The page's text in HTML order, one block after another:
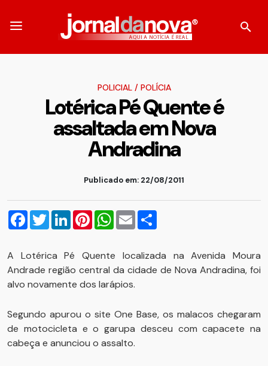
POLICIAL/ POLÍCIA
Lotérica Pé Quente é
assaltada em Nova
Andradina
Publicado em: 22/08/2011
Facebook
TwitterLinkedInPinterestWhatsApp
Email
A Lotérica Pé Quente localizada na Avenida Moura
Andrade região central da cidade de Nova Andradina, foi
alvo novamente dos larápios.
Segundo apurou o site One Base, os malacos chegaram
de motocicleta e o garupa desceu com capacete na
cabeça e anunciou o assalto.